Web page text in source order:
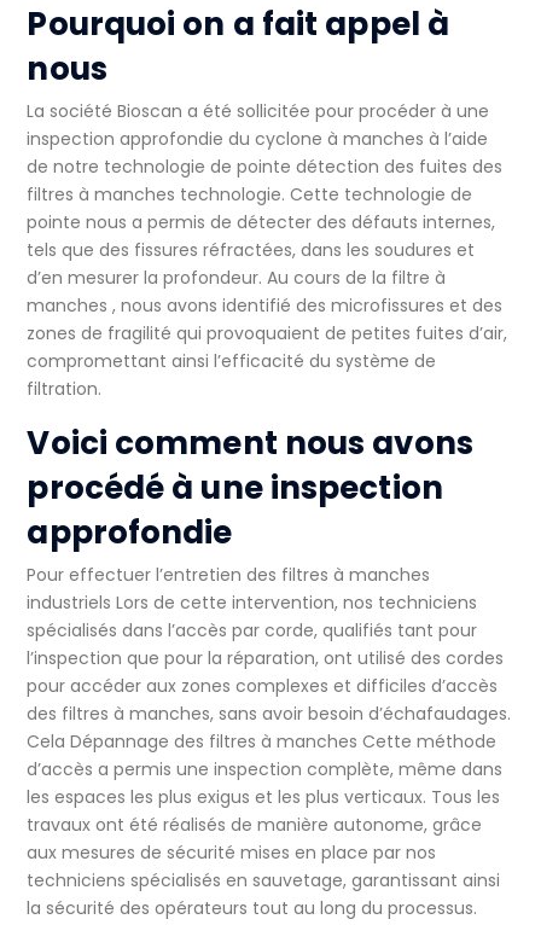
Pourquoi on a fait appel à
nous
La société Bioscan a été sollicitée pour procéder à une
inspection approfondie ducyclone à manches à l’aide
de notre technologie de pointedétection des fuites des
filtres à manches technologie. Cette technologie de
pointe nous a permis de détecter des défauts internes,
tels que des fissures réfractées, dans les soudures et
d’en mesurer la profondeur. Au cours de la filtre à
manches , nous avons identifié des microfissures et des
zones de fragilité qui provoquaient de petites fuites d’air,
compromettant ainsi l’efficacité du système de
filtration.
Voici comment nous avons
procédé à une inspection
approfondie
Pour effectuerl’entretien des filtres à manches
industriels Lors de cette intervention, nos techniciens
spécialisés dans l’accès par corde, qualifiés tant pour
l’inspection que pour la réparation, ont utilisé des cordes
pour accéder aux zones complexes et difficiles d’accès
des filtres à manches, sans avoir besoin d’échafaudages.
CelaDépannage des filtres à manches Cette méthode
d’accès a permis une inspection complète, même dans
les espaces les plus exigus et les plus verticaux. Tous les
travaux ont été réalisés de manière autonome, grâce
aux mesures de sécurité mises en place par nos
techniciens spécialisés en sauvetage, garantissant ainsi
la sécurité des opérateurs tout au long du processus.